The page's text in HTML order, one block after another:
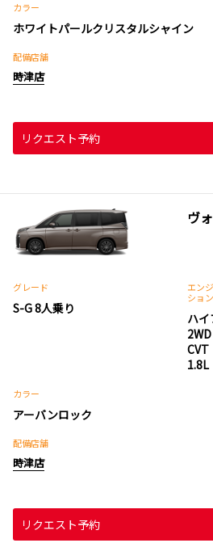
カラー
ホワイトパールクリスタルシャイン
配備店舗
時津店
リクエスト予約
ヴ
グレード
S-G 8人乗り
エン
ション
ハ
CVT
1.8L
カラー
アーバンロック
配備店舗
時津店
リクエスト予約